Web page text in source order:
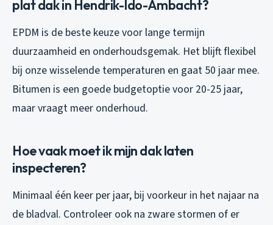
plat dak in Hendrik-Ido-Ambacht?
EPDM is de beste keuze voor lange termijn
duurzaamheid en onderhoudsgemak. Het blijft flexibel
bij onze wisselende temperaturen en gaat 50 jaar mee.
Bitumen is een goede budgetoptie voor 20-25 jaar,
maar vraagt meer onderhoud.
Hoe vaak moet ik mijn dak laten
inspecteren?
Minimaal één keer per jaar, bij voorkeur in het najaar na
de bladval. Controleer ook na zware stormen of er